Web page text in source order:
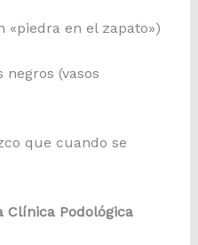
«piedra en el zapato»)
(vasos
que cuando se
Clínica Podológica